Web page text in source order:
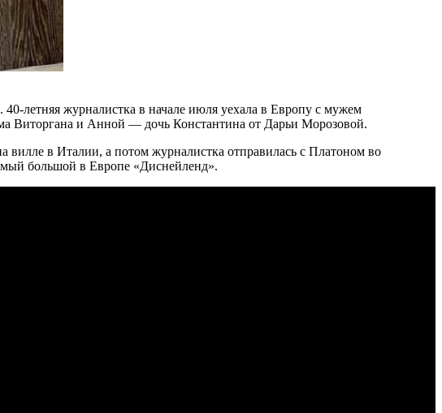
летняя журналистка в начале июля уехала в Европу с мужем
Виторгана и Анной — дочь Константина от Дарьи Морозовой.
вилле в Италии, а потом журналистка отправилась с Платоном во
большой в Европе «Диснейленд».